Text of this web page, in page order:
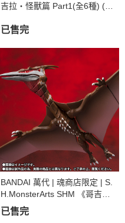
吉拉・怪獸篇 Part1(全6種) (預
已售完
BANDAI 萬代 | 魂商店限定 | S.
H.MonsterArts SHM 《哥吉拉
奇異點》拉頓 (2021) 第2形態
(預訂2022年6月)
已售完